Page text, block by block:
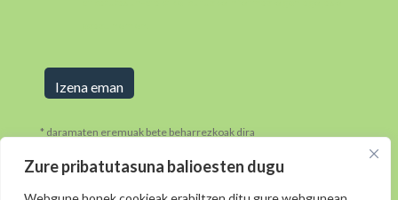
Zure pribatutasuna balioesten dugu
* daramaten eremuak bete beharrezkoak dira